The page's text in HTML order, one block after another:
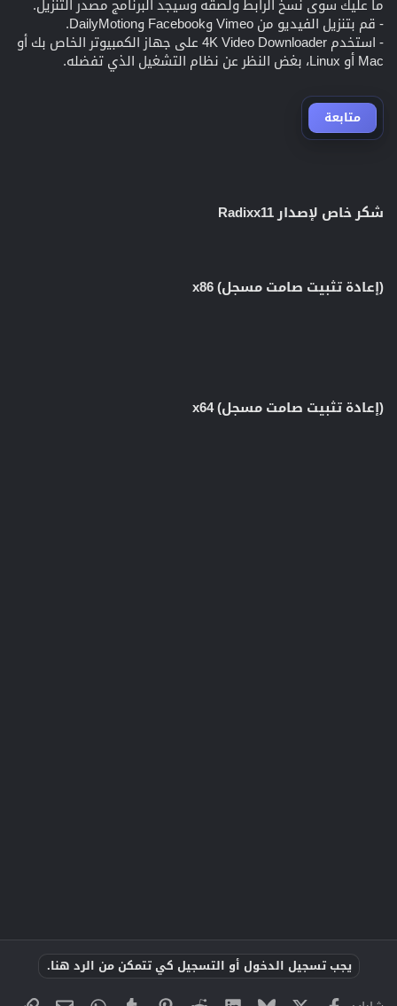
ما عليك سوى نسخ الرابط ولصقه وسيجد البرنامج مصدر التنزيل.
- قم بتنزيل الفيديو من Vimeo وFacebook وDailyMotion.
- استخدم 4K Video Downloader على جهاز الكمبيوتر الخاص بك أو
Mac أو Linux، بغض النظر عن نظام التشغيل الذي تفضله.
متابعة
شكر خاص لإصدار Radixx11
(إعادة تثبيت صامت مسجل) x86
(إعادة تثبيت صامت مسجل) x64
يجب تسجيل الدخول أو التسجيل كي تتمكن من الرد هنا.